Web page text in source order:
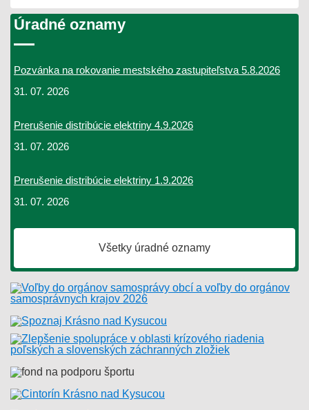
Úradné oznamy
Pozvánka na rokovanie mestského zastupiteľstva 5.8.2026
31. 07. 2026
Prerušenie distribúcie elektriny 4.9.2026
31. 07. 2026
Prerušenie distribúcie elektriny 1.9.2026
31. 07. 2026
Všetky úradné oznamy